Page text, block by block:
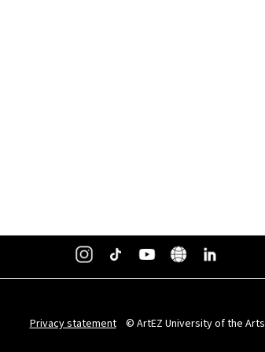
Privacy statement © ArtEZ University of the Arts